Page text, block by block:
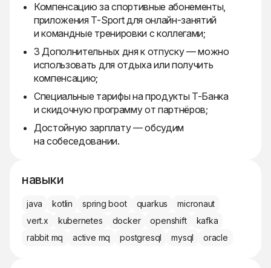
Компенсацию за спортивные абонементы,
приложения T-Sport для онлайн-занятий
и командные тренировки с коллегами;
3 Дополнительных дня к отпуску — можно
использовать для отдыха или получить
компенсацию;
Специальные тарифы на продукты Т-Банка
и скидочную программу от партнёров;
Достойную зарплату — обсудим
на собеседовании.
навыки
java kotlin spring boot quarkus
micronaut
vert.x
kubernetes docker openshift
kafka
rabbit mq
active mq postgresql mysql oracle